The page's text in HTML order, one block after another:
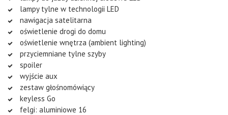
lampy tylne w technologii LED
nawigacja satelitarna
oświetlenie drogi do domu
oświetlenie wnętrza (ambient lighting)
przyciemniane tylne szyby
spoiler
wyjście aux
zestaw głośnomówiący
keyless Go
felgi: aluminiowe 16